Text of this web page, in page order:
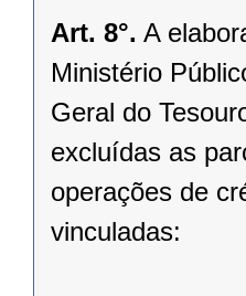
Art. 8°. A
Ministério
Geral do
excluídas as
operações de
vinculadas: